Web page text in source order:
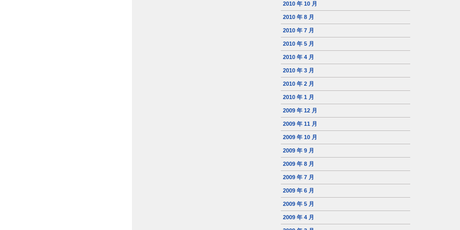
2010 年 10 月
2010 年 8 月
2010 年 7 月
2010 年 5 月
2010 年 4 月
2010 年 3 月
2010 年 2 月
2010 年 1 月
2009 年 12 月
2009 年 11 月
2009 年 10 月
2009 年 9 月
2009 年 8 月
2009 年 7 月
2009 年 6 月
2009 年 5 月
2009 年 4 月